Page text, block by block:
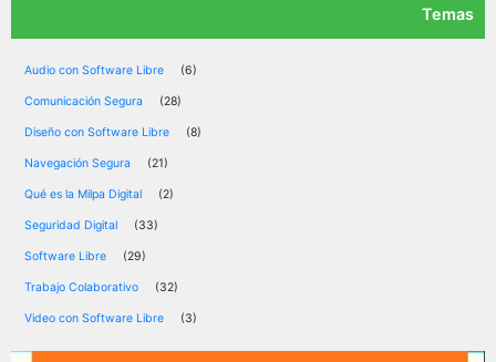
Temas
Audio con Software Libre (6)
Comunicación Segura (28)
Diseño con Software Libre (8)
Navegación Segura (21)
Qué es la Milpa Digital (2)
Seguridad Digital (33)
Software Libre (29)
Trabajo Colaborativo (32)
Video con Software Libre (3)